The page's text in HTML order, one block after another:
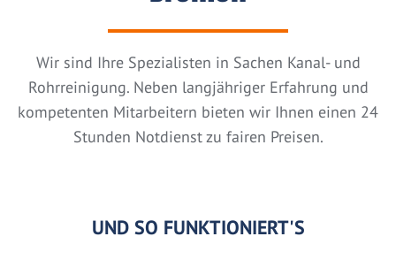
Wir sind Ihre Spezialisten in Sachen Kanal- und
Rohrreinigung. Neben langjähriger Erfahrung und
kompetenten Mitarbeitern bieten wir Ihnen einen 24
Stunden Notdienst zu fairen Preisen.
UND SO FUNKTIONIERT'S